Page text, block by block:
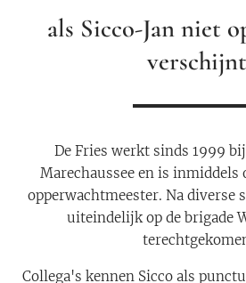
als Sicco-Jan niet
De Fries werkt sinds 1999
Marechaussee en is
opperwachtmeester. Na diverse
uiteindelijk op de brigade
Collega's kennen Sicco als